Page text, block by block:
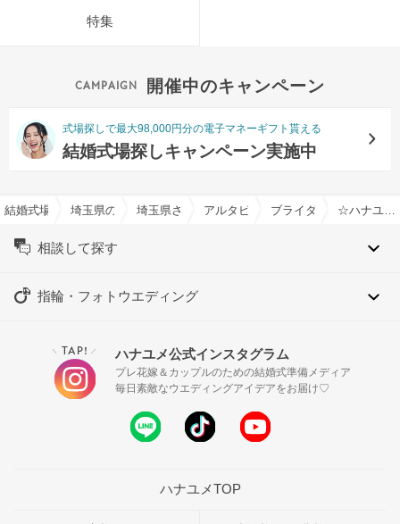
特集
開催中のキャンペーン
式場探しで最大98,000円分の電子マネーギフト貰える
結婚式場探しキャンペーン実施中
結婚式場を探すならハナユメ
埼玉県の結婚式場一覧埼玉県さいたま市の結婚式場一覧
アルタビスタガーデンで結婚式
ブライダルフェア一覧☆ハナユメ限定☆先着3組【当館人気No１】埼玉1位の料理３万試食＆１５大特典
相談して探す
指輪・フォトウエディング
＼ TAP! ／ ハナユメ公式インスタグラム
プレ花嫁＆カップルのための結婚式準備メディア
毎日素敵なウエディングアイデアをお届け♡
ハナユメTOP